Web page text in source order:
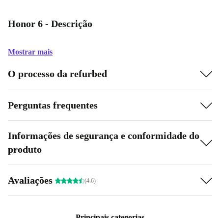
Honor 6 - Descrição
Mostrar mais
O processo da refurbed
Perguntas frequentes
Informações de segurança e conformidade do
produto
Avaliações (4.6)